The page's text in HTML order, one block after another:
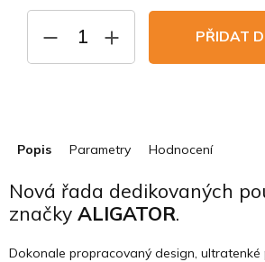
PŘIDAT
Popis Parametry Hodnocení
Nová řada dedikovaných
značky ALIGATOR.
Dokonale propracovaný design, ultratenké